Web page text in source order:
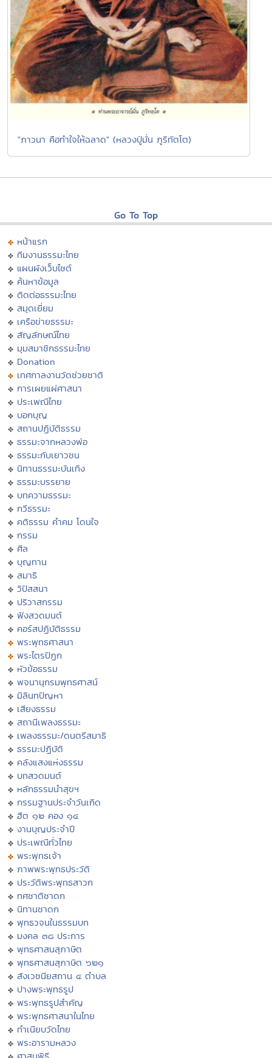
"ภาวนา คือทำใจให้ฉลาด" (หลวงปู่มั่น ภูริทัตโต)
Go To Top
หน้าแรก
ทีมงานธรรมะไทย
แผนผังเว็บไซต์
ค้นหาข้อมูล
ติดต่อธรรมะไทย
สมุดเยี่ยม
เครือข่ายธรรมะ
สัญลักษณ์ไทย
มุมสมาชิกธรรมะไทย
Donation
เทศกาลงานวัดช่วยชาติ
การเผยแผ่ศาสนา
ประเพณีไทย
บอกบุญ
สถานปฏิบัติธรรม
ธรรมะจากหลวงพ่อ
ธรรมะกับเยาวชน
นิทานธรรมะบันเทิง
ธรรมะบรรยาย
บทความธรรมะ
กวีธรรมะ
คติธรรม คำคม โดนใจ
กรรม
ศีล
บุญทาน
สมาธิ
วิปัสสนา
ปริวาสกรรม
ฟังสวดมนต์
คอร์สปฏิบัติธรรม
พระพุทธศาสนา
พระไตรปิฏก
หัวข้อธรรม
พจนานุกรมพุทธศาสน์
มิลินทปัญหา
เสียงธรรม
สถานีเพลงธรรมะ
เพลงธรรมะ/ดนตรีสมาธิ
ธรรมะปฏิบัติ
คลังแสงแห่งธรรม
บทสวดมนต์
หลักธรรมนำสุขฯ
กรรมฐานประจำวันเกิด
ฮีต ๑๒ คอง ๑๔
งานบุญประจำปี
ประเพณีทั่วไทย
พระพุทธเจ้า
ภาพพระพุทธประวัติ
ประวัติพระพุทธสาวก
ทศชาติชาดก
นิทานชาดก
พุทธวจนในธรรมบท
มงคล ๓๘ ประการ
พุทธศาสนสุภาษิต
พุทธศาสนสุภาษิต ๖๒๑
สังเวชนียสถาน ๔ ตำบล
ปางพระพุทธรูป
พระพุทธรูปสำคัญ
พระพุทธศาสนาในไทย
ทำเนียบวัดไทย
พระอารามหลวง